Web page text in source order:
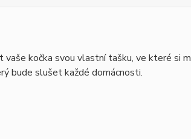
kočka svou vlastní tašku, ve které si
bude slušet každé domácnosti.